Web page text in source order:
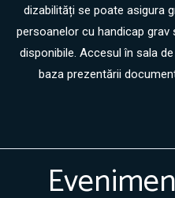
dizabilități se poate asigura
persoanelor cu handicap
disponibile. Accesul în sala
baza prezentării